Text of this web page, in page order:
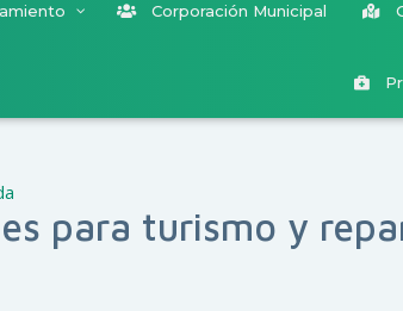
Corporación Municipal
para turismo y